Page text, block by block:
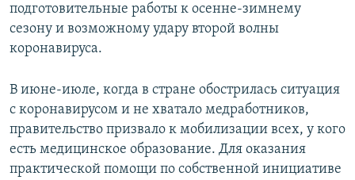
подготовительные работы к осенне-зимнему
сезону и возможному удару второй волны
коронавируса.
В июне-июле, когда в стране обострилась ситуация
с коронавирусом и не хватало медработников,
правительство призвало к мобилизации всех, у кого
есть медицинское образование. Для оказания
практической помощи по собственной инициативе